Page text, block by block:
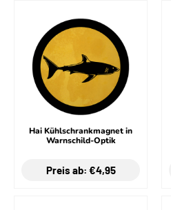
Hai Kühlschrankmagnet in
Warnschild-Optik
Preis ab: €4,95